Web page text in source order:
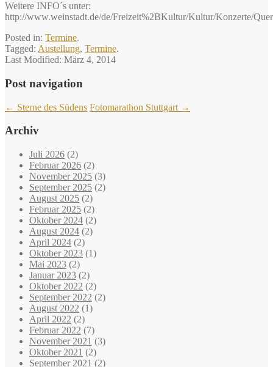
Weitere INFO´s unter:
http://www.weinstadt.de/de/Freizeit%2BKultur/Kultur/Konzerte/
Posted in: Termine.
Tagged: Austellung, Termine.
Last Modified: März 4, 2014
Post navigation
← Sterne des Südens Fotomarathon Stuttgart →
Archiv
Juli 2026 (2)
Februar 2026 (2)
November 2025 (3)
September 2025 (2)
August 2025 (2)
Februar 2025 (2)
Oktober 2024 (2)
August 2024 (2)
April 2024 (2)
Oktober 2023 (1)
Mai 2023 (2)
Januar 2023 (2)
Oktober 2022 (2)
September 2022 (2)
August 2022 (1)
April 2022 (2)
Februar 2022 (7)
November 2021 (3)
Oktober 2021 (2)
September 2021 (2)